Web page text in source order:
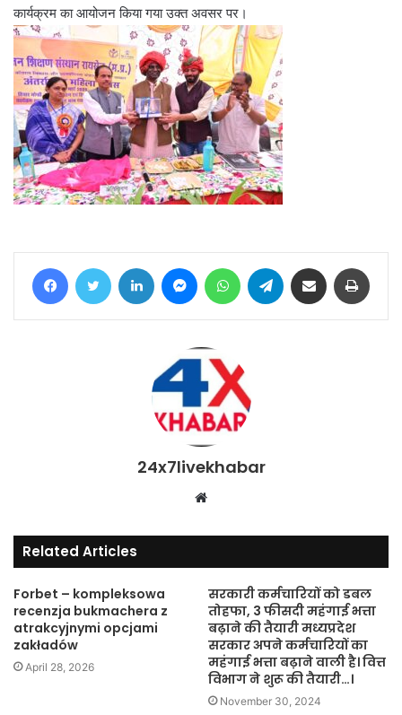
कार्यक्रम का आयोजन किया गया उक्त अवसर पर।
FacebookTwitter LinkedIn MessengerWhatsAppTelegram Share via Email
24x7livekhabar
Website
Related Articles
Forbet – kompleksowa
recenzja bukmachera z
atrakcyjnymi opcjami
zakładów
April 28, 2026
सरकारी कर्मचारियों को डबल
तोहफा, 3 फीसदी महंगाई भत्ता
बढ़ाने की तैयारी मध्यप्रदेश
सरकार अपने कर्मचारियों का
महंगाई भत्ता बढ़ाने वाली है। वित्त
विभाग ने शुरू की तैयारी…।
November 30, 2024